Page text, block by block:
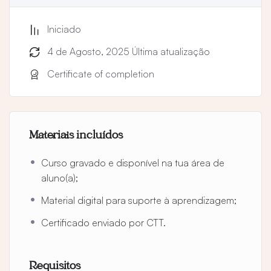
Material necessário: Mesa Radiónica Equilíbrio
Espiritual, pêndulo e o livro “O Poder do Pêndulo”.
Iniciado
4 de Agosto, 2025 Última atualização
Certificate of completion
Materiais incluídos
Curso gravado e disponível na tua área de
aluno(a);
Material digital para suporte à aprendizagem;
Certificado enviado por CTT.
Requisitos